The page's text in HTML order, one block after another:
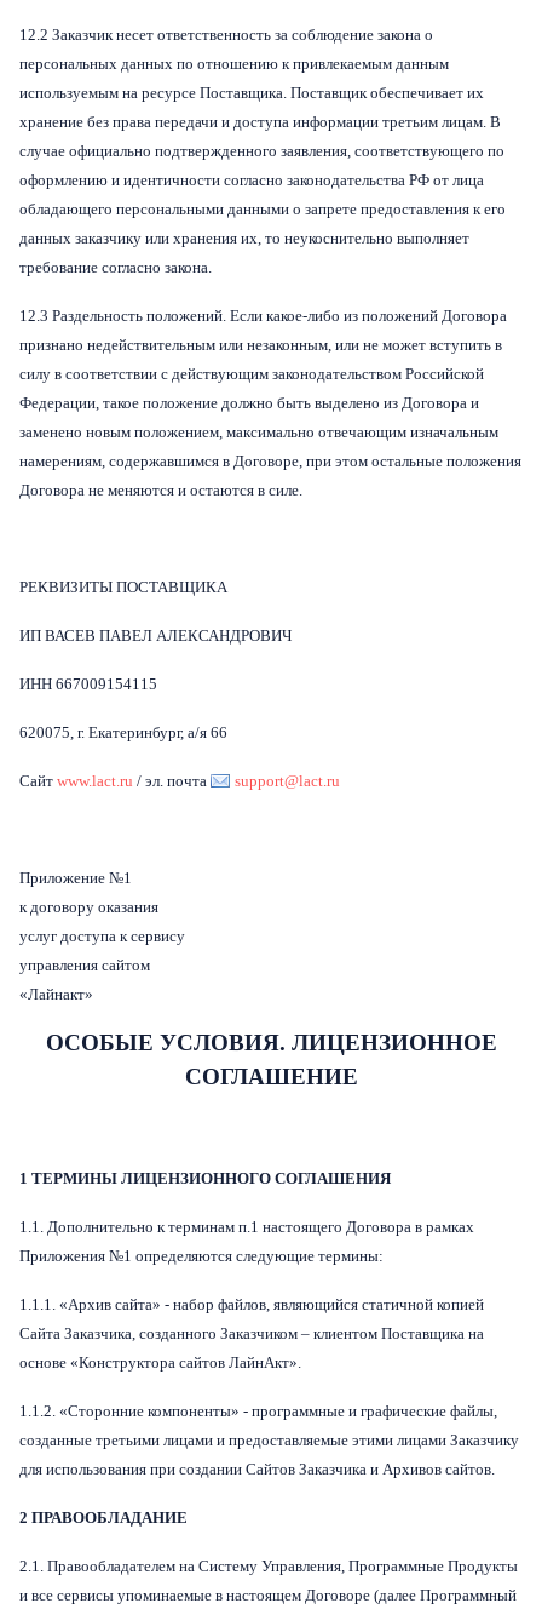
12.2 Заказчик несет ответственность за соблюдение закона о
персональных данных по отношению к привлекаемым данным
используемым на ресурсе Поставщика. Поставщик обеспечивает их
хранение без права передачи и доступа информации третьим лицам. В
случае официально подтвержденного заявления, соответствующего по
оформлению и идентичности согласно законодательства РФ от лица
обладающего персональными данными о запрете предоставления к его
данных заказчику или хранения их, то неукоснительно выполняет
требование согласно закона.
12.3 Раздельность положений. Если какое-либо из положений Договора
признано недействительным или незаконным, или не может вступить в
силу в соответствии с действующим законодательством Российской
Федерации, такое положение должно быть выделено из Договора и
заменено новым положением, максимально отвечающим изначальным
намерениям, содержавшимся в Договоре, при этом остальные положения
Договора не меняются и остаются в силе.
РЕКВИЗИТЫ ПОСТАВЩИКА
ИП ВАСЕВ ПАВЕЛ АЛЕКСАНДРОВИЧ
ИНН 667009154115
620075, г. Екатеринбург, а/я 66
Сайт www.lact.ru / эл. почта support@lact.ru
Приложение №1
к договору оказания
услуг доступа к сервису
управления сайтом
«Лайнакт»
ОСОБЫЕ УСЛОВИЯ. ЛИЦЕНЗИОННОЕ
СОГЛАШЕНИЕ
1 ТЕРМИНЫ ЛИЦЕНЗИОННОГО СОГЛАШЕНИЯ
1.1. Дополнительно к терминам п.1 настоящего Договора в рамках
Приложения №1 определяются следующие термины:
1.1.1. «Архив сайта» - набор файлов, являющийся статичной копией
Сайта Заказчика, созданного Заказчиком – клиентом Поставщика на
основе «Конструктора сайтов ЛайнАкт».
1.1.2. «Сторонние компоненты» - программные и графические файлы,
созданные третьими лицами и предоставляемые этими лицами Заказчику
для использования при создании Сайтов Заказчика и Архивов сайтов.
2 ПРАВООБЛАДАНИЕ
2.1. Правообладателем на Систему Управления, Программные Продукты
и все сервисы упоминаемые в настоящем Договоре (далее Программный